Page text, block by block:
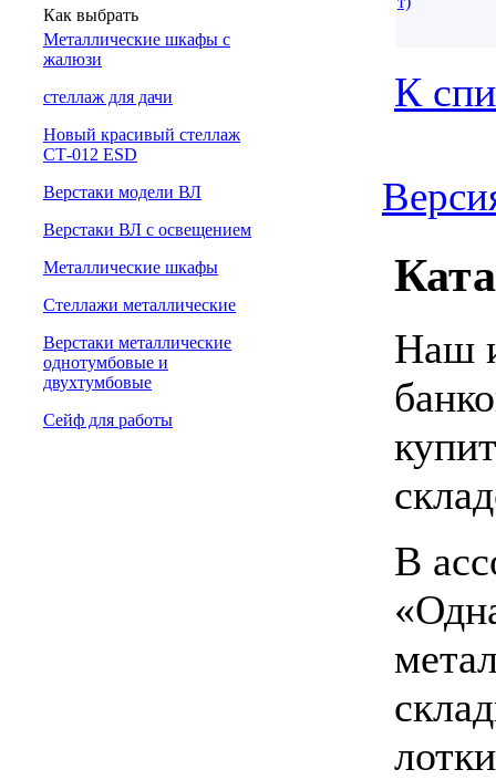
Как выбрать
Металлические шкафы с
жалюзи
cтеллаж для дачи
Новый красивый стеллаж
СТ-012 ESD
Верстаки модели ВЛ
Верстаки ВЛ с освещением
Металлические шкафы
Стеллажи металлические
Верстаки металлические
однотумбовые и
двухтумбовые
Сейф для работы
К
Наш
В